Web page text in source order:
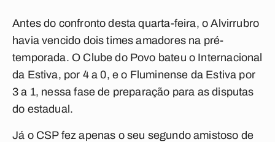
Antes do confronto desta quarta-feira, o Alvirrubro
havia vencido dois times amadores na pré-
temporada. O Clube do Povo bateu o Internacional
da Estiva, por 4 a 0, e o Fluminense da Estiva por
3 a 1, nessa fase de preparação para as disputas
do estadual.
Já o CSP fez apenas o seu segundo amistoso de